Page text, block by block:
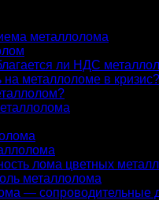
металлолома
ли НДС
металлоломе в кризис?
лома цветных
металлолома
— сопроводительные